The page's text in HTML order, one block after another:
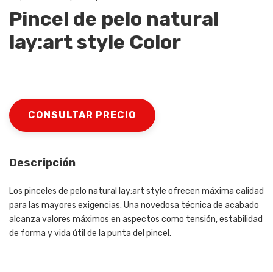
Pincel de pelo natural
lay:art style Color
Descripción
Los pinceles de pelo natural lay:art style ofrecen máxima calidad
para las mayores exigencias. Una novedosa técnica de acabado
alcanza valores máximos en aspectos como tensión, estabilidad
de forma y vida útil de la punta del pincel.